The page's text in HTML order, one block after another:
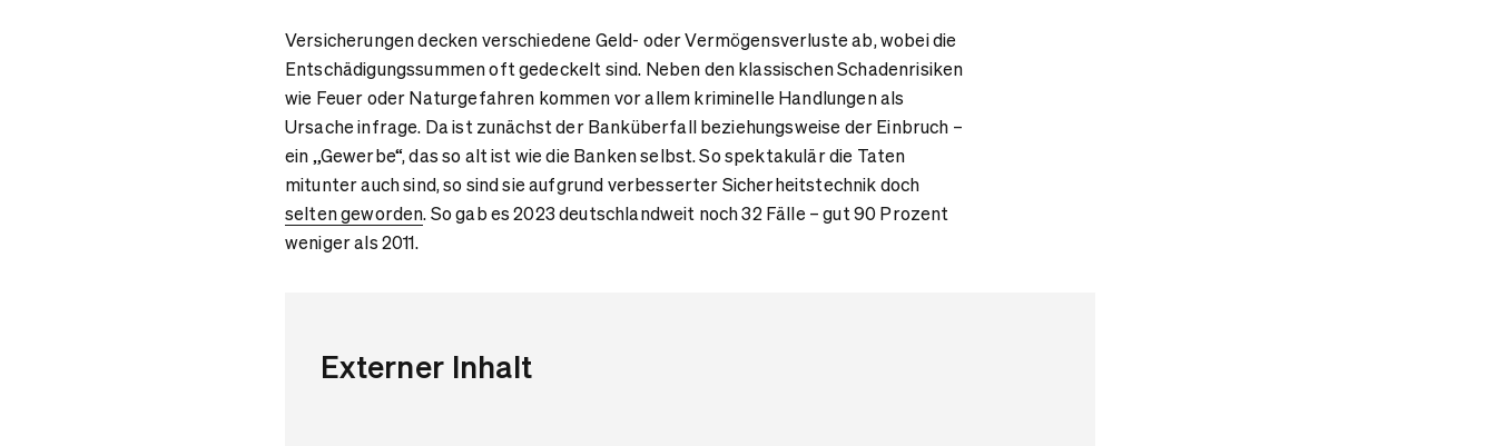
Versicherungen decken verschiedene Geld- oder Vermögensverluste ab, wobei die
Entschädigungssummen oft gedeckelt sind. Neben den klassischen Schadenrisiken
wie Feuer oder Naturgefahren kommen vor allem kriminelle Handlungen als
Ursache infrage. Da ist zunächst der Banküberfall beziehungsweise der Einbruch –
ein „Gewerbe“, das so alt ist wie die Banken selbst. So spektakulär die Taten
mitunter auch sind, so sind sie aufgrund verbesserter Sicherheitstechnik doch
selten geworden. So gab es 2023 deutschlandweit noch 32 Fälle – gut 90 Prozent
weniger als 2011.
Externer Inhalt